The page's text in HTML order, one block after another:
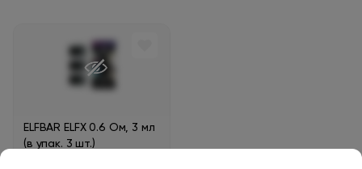
ELFBAR ELFX 0.6 Ом, 3 мл
(в упак. 3 шт.)